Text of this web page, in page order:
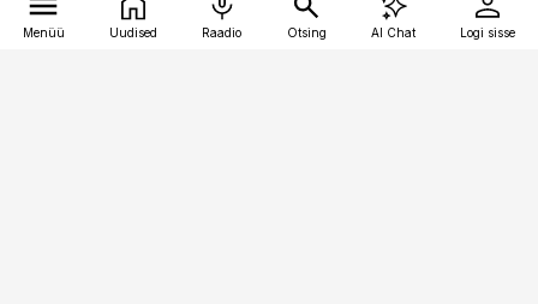
Menüü Uudised Raadio Otsing AI Chat Logi sisse